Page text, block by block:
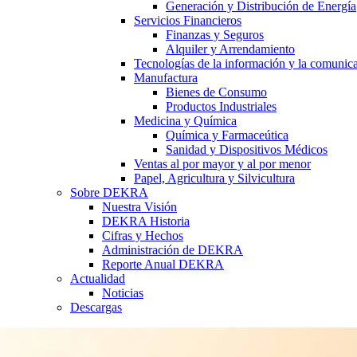
Generación y Distribución de Energía
Servicios Financieros
Finanzas y Seguros
Alquiler y Arrendamiento
Tecnologías de la información y la
Manufactura
Bienes de Consumo
Productos Industriales
Medicina y Química
Química y Farmaceútica
Sanidad y Dispositivos Médicos
Ventas al por mayor y al por menor
Papel, Agricultura y Silvicultura
Sobre DEKRA
Nuestra Visión
DEKRA Historia
Cifras y Hechos
Administración de DEKRA
Reporte Anual DEKRA
Actualidad
Noticias
Descargas